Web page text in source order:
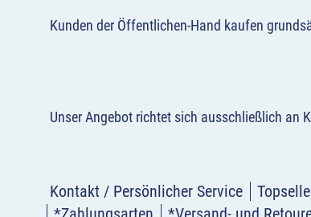
Kunden der Öffentlichen-Hand kaufen
Unser Angebot richtet sich ausschließlich an
Kontakt / Persönlicher Service